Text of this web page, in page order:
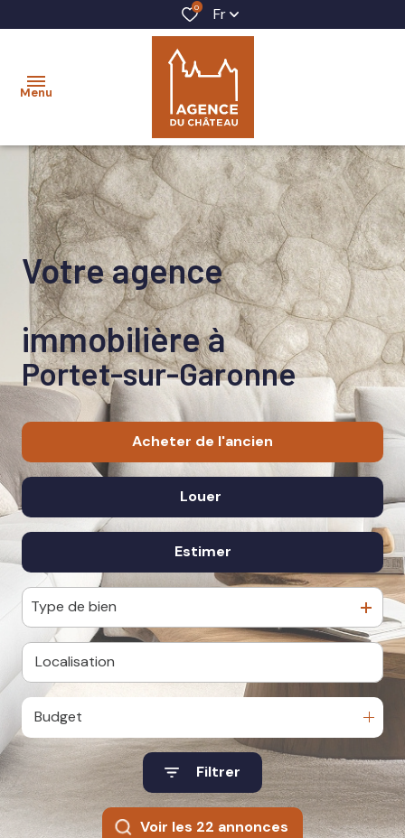
0 Fr
Menu
accueil
acheter
louer
vendre
gestion
locative
actualités
recrutement
Votre agence
immobilière à
Portet-sur-Garonne
Acheter de l'ancien
De l'immo pro
Louer
De l'immo pro
estimer
Type de bien
Budget
Filtrer
Voir les 22 annonces